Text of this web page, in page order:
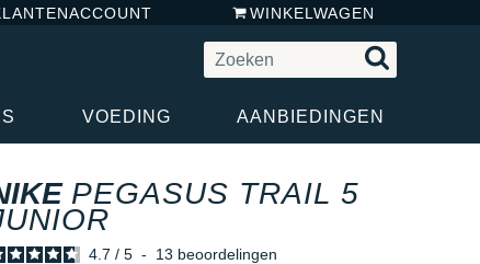
WINKELWAGEN
VOEDING AANBIEDINGEN
PEGASUS TRAIL 5
4.7 / 5 - 13 beoordelingen